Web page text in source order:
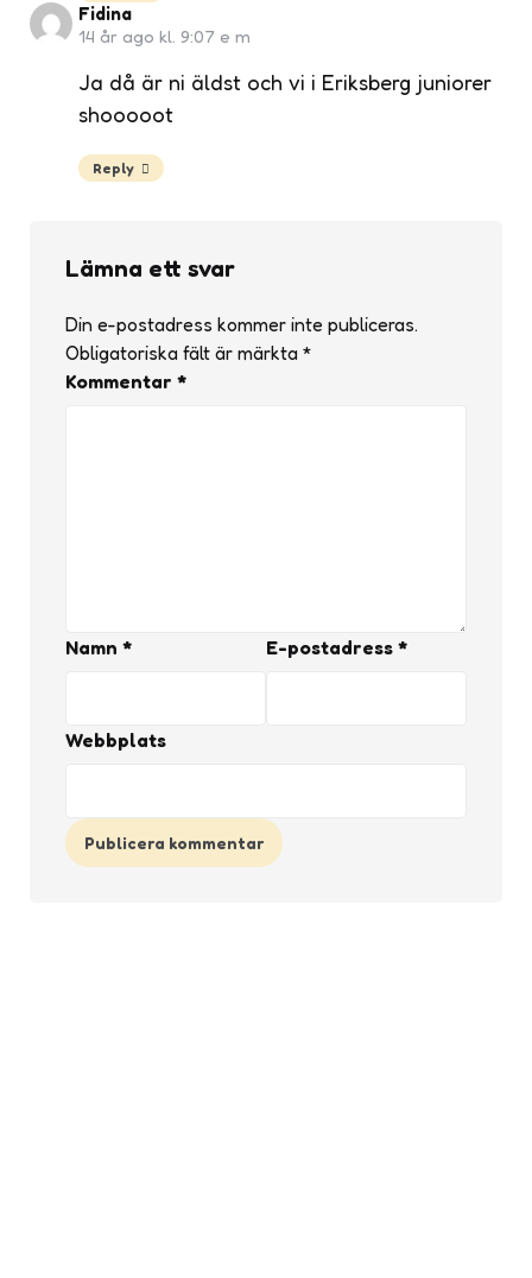
Fidina
14 år ago kl. 9:07 e m
Ja då är ni äldst och vi i Eriksberg juniorer
shooooot
Reply
Lämna ett svar
Din e-postadress kommer inte publiceras.
Obligatoriska fält är märkta *
Kommentar *
Namn * E-postadress *
Webbplats